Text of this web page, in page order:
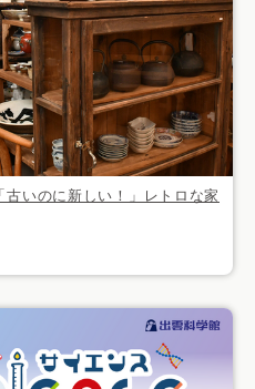
古いのに新しい！」レトロな家